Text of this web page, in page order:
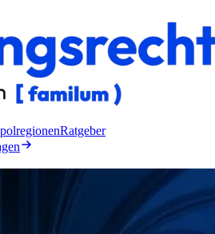
Ratgeber